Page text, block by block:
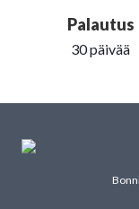
Palautus
30 päivää